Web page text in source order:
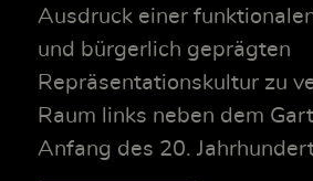
Ausdruck einer
und bürgerlich geprägten
Repräsentationskultur zu
Raum links neben dem
Anfang des 20.